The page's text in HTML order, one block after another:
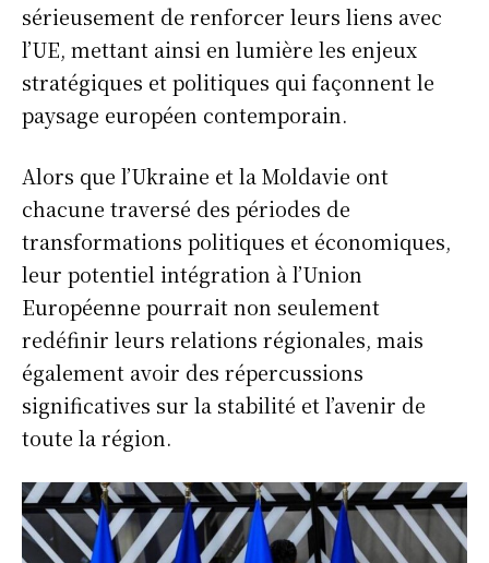
sérieusement de renforcer leurs liens avec
l’UE, mettant ainsi en lumière les enjeux
stratégiques et politiques qui façonnent le
paysage européen contemporain.
Alors que l’Ukraine et la Moldavie ont
chacune traversé des périodes de
transformations politiques et économiques,
leur potentiel intégration à l’Union
Européenne pourrait non seulement
redéfinir leurs relations régionales, mais
également avoir des répercussions
significatives sur la stabilité et l’avenir de
toute la région.